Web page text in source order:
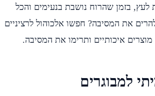
בזמן שהרוח נושבת בנעימים והכל
את המסיבה? חפשו אלכוהול לרציניים
איכותיים ותרימו את המסיבה.
למבוגרים